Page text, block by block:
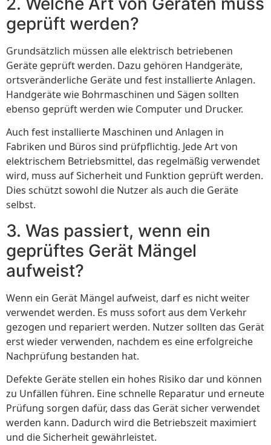
geprüft werden?
Grundsätzlich müssen alle elektrisch betriebenen
Geräte geprüft werden. Dazu gehören Handgeräte,
ortsveränderliche Geräte und fest installierte Anlagen.
Handgeräte wie Bohrmaschinen und Sägen sollten
ebenso geprüft werden wie Computer und Drucker.
Auch fest installierte Maschinen und Anlagen in
Fabriken und Büros sind prüfpflichtig. Jede Art von
elektrischem Betriebsmittel, das regelmäßig verwendet
wird, muss auf Sicherheit und Funktion geprüft werden.
Dies schützt sowohl die Nutzer als auch die Geräte
selbst.
3. Was passiert, wenn ein
geprüftes Gerät Mängel
aufweist?
Wenn ein Gerät Mängel aufweist, darf es nicht weiter
verwendet werden. Es muss sofort aus dem Verkehr
gezogen und repariert werden. Nutzer sollten das Gerät
erst wieder verwenden, nachdem es eine erfolgreiche
Nachprüfung bestanden hat.
Defekte Geräte stellen ein hohes Risiko dar und können
zu Unfällen führen. Eine schnelle Reparatur und erneute
Prüfung sorgen dafür, dass das Gerät sicher verwendet
werden kann. Dadurch wird die Betriebszeit maximiert
und die Sicherheit gewährleistet.